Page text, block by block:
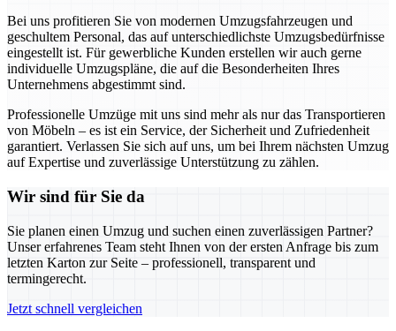
Bei uns profitieren Sie von modernen Umzugsfahrzeugen und
geschultem Personal, das auf unterschiedlichste Umzugsbedürfnisse
eingestellt ist. Für gewerbliche Kunden erstellen wir auch gerne
individuelle Umzugspläne, die auf die Besonderheiten Ihres
Unternehmens abgestimmt sind.
Professionelle Umzüge mit uns sind mehr als nur das Transportieren
von Möbeln – es ist ein Service, der Sicherheit und Zufriedenheit
garantiert. Verlassen Sie sich auf uns, um bei Ihrem nächsten Umzug
auf Expertise und zuverlässige Unterstützung zu zählen.
Wir sind für Sie da
Sie planen einen Umzug und suchen einen zuverlässigen Partner?
Unser erfahrenes Team steht Ihnen von der ersten Anfrage bis zum
letzten Karton zur Seite – professionell, transparent und
termingerecht.
Jetzt schnell vergleichen